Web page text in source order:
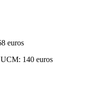
euros
140 euros